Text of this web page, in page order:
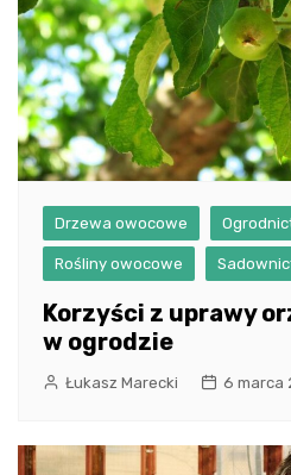
Drzewa owocowe
Rośliny owocowe
Korzyści z uprawy
w ogrodzie
Łukasz Marecki 6 marca